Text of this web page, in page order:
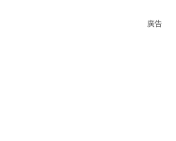
廣告